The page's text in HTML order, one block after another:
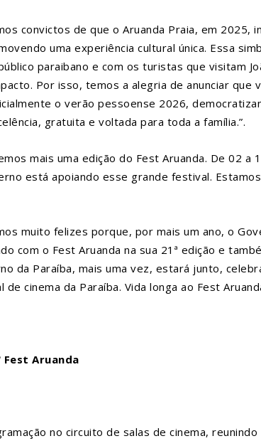
convictos de que o Aruanda Praia, em 2025,
uma experiência cultural única. Essa
paraibano e com os turistas que visitam
Por isso, temos a alegria de anunciar que
o verão pessoense 2026,
gratuita e voltada para toda a família.”.
mais uma edição do Fest Aruanda. De 02 a
está apoiando esse grande festival.
muito felizes porque, por mais um ano, o
com o Fest Aruanda na sua 21ª edição e
da Paraíba, mais uma vez, estará junto,
cinema da Paraíba. Vida longa ao Fest
Aruanda
no circuito de salas de cinema, reunindo